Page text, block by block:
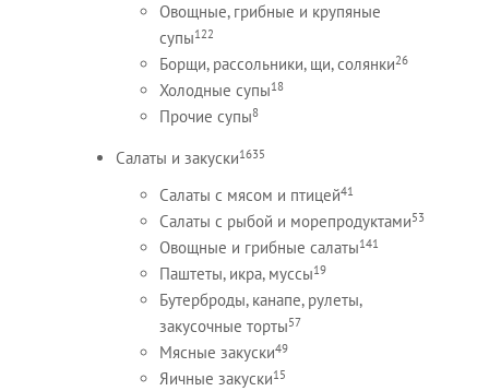
Овощные, грибные и крупяные
супы122
Борщи, рассольники, щи, солянки26
Холодные супы18
Прочие супы8
Салаты и закуски1635
Салаты с мясом и птицей41
Салаты с рыбой и морепродуктами53
Овощные и грибные салаты141
Паштеты, икра, муссы19
Бутерброды, канапе, рулеты,
закусочные торты57
Мясные закуски49
Яичные закуски15